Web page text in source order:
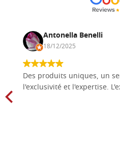
Antonella Benelli
18/12/2025
Des produits uniques, un
l'exclusivité et l'expertise.